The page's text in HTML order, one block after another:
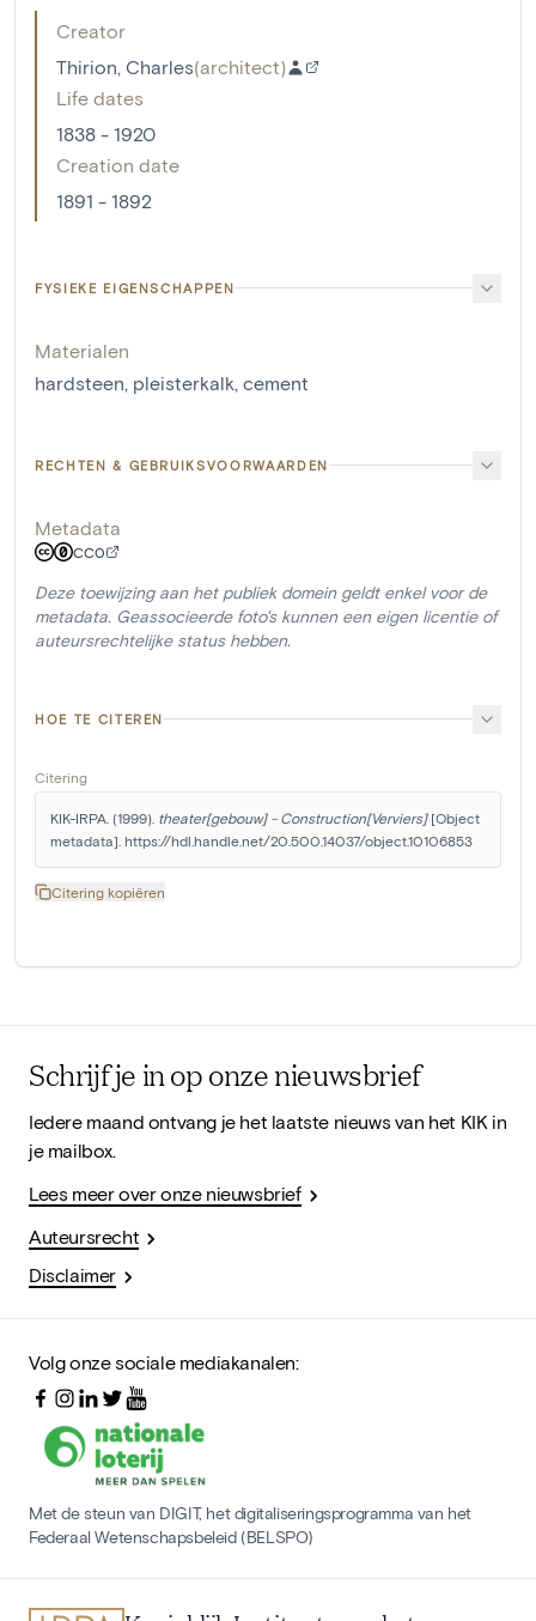
Creator
Thirion, Charles(architect)
Life dates
1838 - 1920
Creation date
1891 - 1892
FYSIEKE EIGENSCHAPPEN
Materialen
hardsteen, pleisterkalk, cement
RECHTEN & GEBRUIKSVOORWAARDEN
Metadata
CC0
Deze toewijzing aan het publiek domein geldt enkel voor de
metadata. Geassocieerde foto's kunnen een eigen licentie of
auteursrechtelijke status hebben.
HOE TE CITEREN
Citering
KIK-IRPA. (1999). theater[gebouw] - Construction[Verviers] [Object
metadata]. https://hdl.handle.net/20.500.14037/object.10106853
Citering kopiëren
Schrijf je in op onze nieuwsbrief
Iedere maand ontvang je het laatste nieuws van het KIK in
je mailbox.
Lees meer over onze nieuwsbrief
Auteursrecht
Disclaimer
Volg onze sociale mediakanalen:
Met de steun van DIGIT, het digitaliseringsprogramma van het
Federaal Wetenschapsbeleid (BELSPO)